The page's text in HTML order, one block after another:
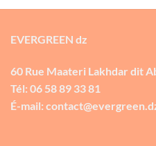
EVERGREEN dz
60 Rue Maateri Lakhdar dit
Tél: 06 58 89 33 81
É-mail: